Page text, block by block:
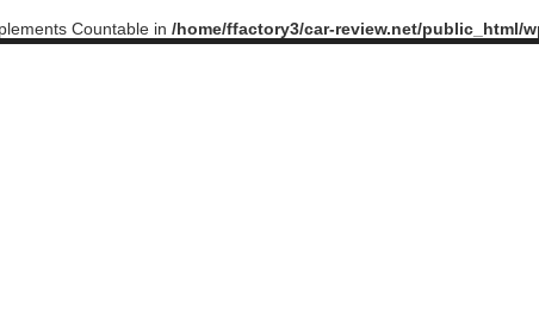
Countable in /home/ffactory3/car-review.net/public_html/